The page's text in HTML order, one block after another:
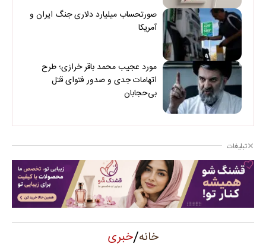
صورتحساب میلیارد دلاری جنگ ایران و
آمریکا
مورد عجیب محمد باقر خرازی؛ طرح
اتهامات جدی و صدور فتوای قتل
بی‌حجابان
تبلیغات
خانه/خبری